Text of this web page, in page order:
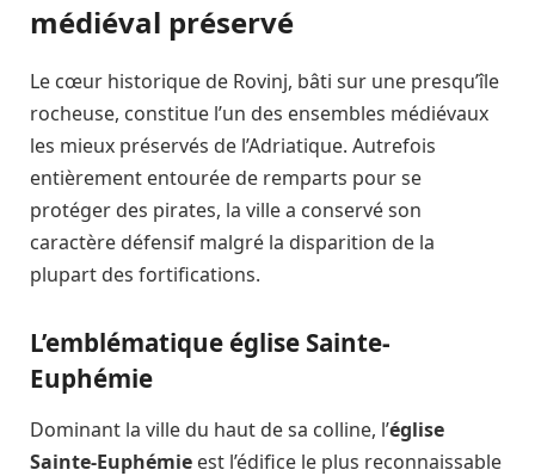
médiéval préservé
Le cœur historique de Rovinj, bâti sur une presqu’île
rocheuse, constitue l’un des ensembles médiévaux
les mieux préservés de l’Adriatique. Autrefois
entièrement entourée de remparts pour se
protéger des pirates, la ville a conservé son
caractère défensif malgré la disparition de la
plupart des fortifications.
L’emblématique église Sainte-
Euphémie
Dominant la ville du haut de sa colline, l’église
Sainte-Euphémie est l’édifice le plus reconnaissable